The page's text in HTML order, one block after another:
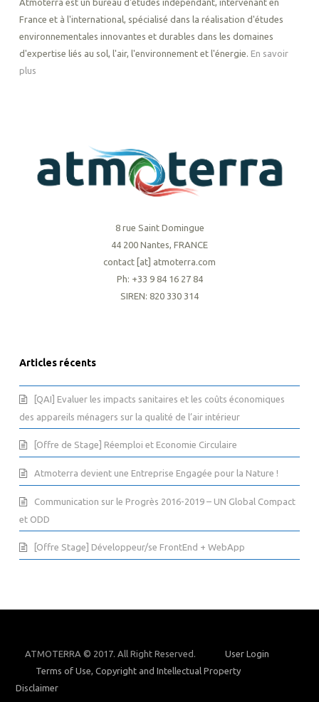
Atmoterra est un bureau d'études indépendant, intervenant en
France et à l'international, spécialisé dans la réalisation d'études
environnementales innovantes et durables dans les domaines
d'expertise liés au sol, l'air, l'environnement et l'énergie. En savoir
plus
8 rue Saint Domingue
44 200 Nantes, FRANCE
contact [at] atmoterra.com
Ph: +33 9 84 16 27 84
SIREN: 820 330 314
Articles récents
[QAI] Evaluer les impacts sanitaires et les coûts économiques
des appareils ménagers sur la qualité de l’air intérieur
[Offre de Stage] Réemploi et Economie Circulaire
Atmoterra devient une Entreprise Engagée pour la Nature !
Communication sur le Progrès 2016-2019 – UN Global Compact
et ODD
[Offre Stage] Développeur/se FrontEnd + WebApp
ATMOTERRA © 2017. All Right Reserved.
User Login
Terms of Use, Copyright and Intellectual Property
Disclaimer